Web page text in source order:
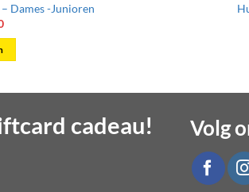
Dames -Junioren
Huidige
€ 10,80.
cadeau! Volg